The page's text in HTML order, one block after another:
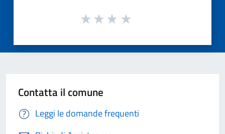
Contatta il comune
Leggi le domande frequenti